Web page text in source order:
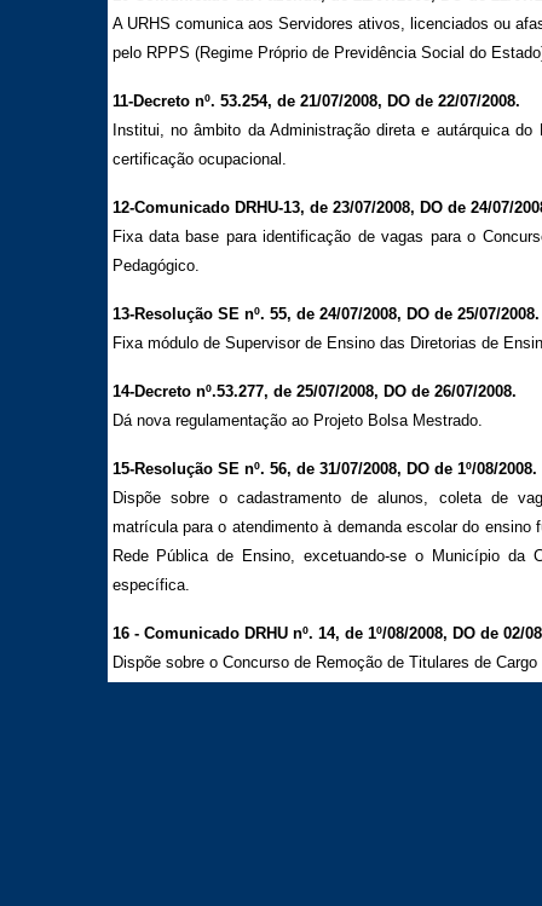
A URHS comunica aos Servidores ativos, licenciados ou
pelo RPPS (Regime Próprio de Previdência Social do
11-Decreto nº. 53.254, de 21/07/2008, DO de 22/07/2008.
Institui, no âmbito da Administração direta e autárquica
certificação ocupacional.
12-Comunicado DRHU-13, de 23/07/2008, DO de 24/07/
Fixa data base para identificação de vagas para o
Pedagógico.
13-Resolução SE nº. 55, de 24/07/2008, DO de 25/07/2008.
Fixa módulo de Supervisor de Ensino das Diretorias de
14-Decreto nº.53.277, de 25/07/2008, DO de 26/07/2008.
Dá nova regulamentação ao Projeto Bolsa Mestrado.
15-Resolução SE nº. 56, de 31/07/2008, DO de 1º/08/2008.
Dispõe sobre o cadastramento de alunos, coleta de
matrícula para o atendimento à demanda escolar do ensino
Rede Pública de Ensino, excetuando-se o Município da
específica.
16 - Comunicado DRHU nº. 14, de 1º/08/2008, DO de 02/
Dispõe sobre o Concurso de Remoção de Titulares de